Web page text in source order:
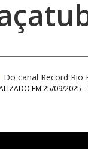
Do canal Record Rio
EM 25/09/2025 -